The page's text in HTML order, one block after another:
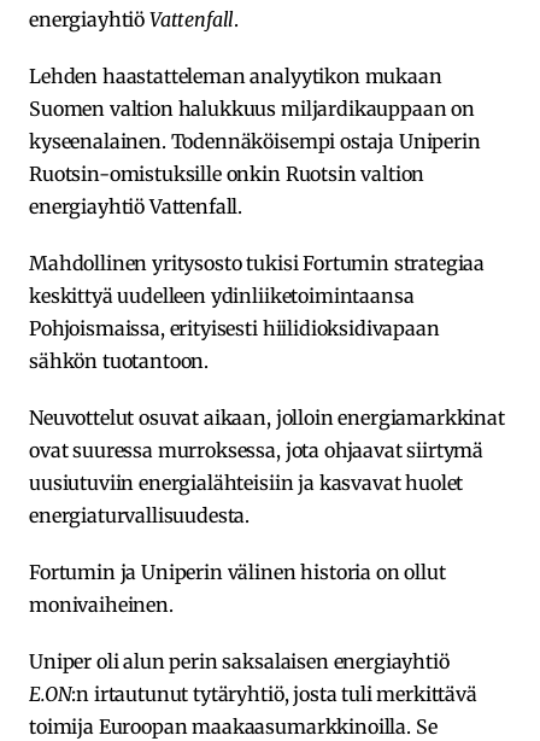
energiayhtiö Vattenfall.
Lehden haastatteleman analyytikon mukaan
Suomen valtion halukkuus miljardikauppaan on
kyseenalainen. Todennäköisempi ostaja Uniperin
Ruotsin-omistuksille onkin Ruotsin valtion
energiayhtiö Vattenfall.
Mahdollinen yritysosto tukisi Fortumin strategiaa
keskittyä uudelleen ydinliiketoimintaansa
Pohjoismaissa, erityisesti hiilidioksidivapaan
sähkön tuotantoon.
Neuvottelut osuvat aikaan, jolloin energiamarkkinat
ovat suuressa murroksessa, jota ohjaavat siirtymä
uusiutuviin energialähteisiin ja kasvavat huolet
energiaturvallisuudesta.
Fortumin ja Uniperin välinen historia on ollut
monivaiheinen.
Uniper oli alun perin saksalaisen energiayhtiö
E.ON:n irtautunut tytäryhtiö, josta tuli merkittävä
toimija Euroopan maakaasumarkkinoilla. Se